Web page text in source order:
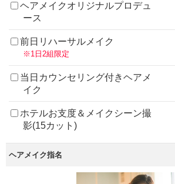
ヘアメイクオリジナルプロデュ
ース
前日リハーサルメイク
※1日2組限定
当日カウンセリング付きヘアメ
イク
ホテルお支度＆メイクシーン撮
影(15カット)
ヘアメイク指名